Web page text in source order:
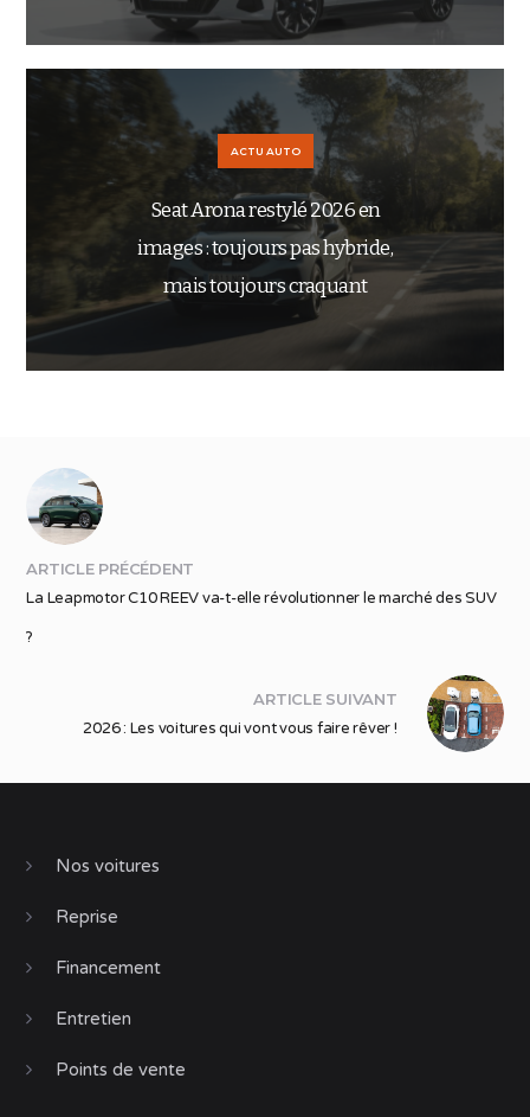
ACTU AUTO
Seat Arona restylé 2026 en
images : toujours pas hybride,
mais toujours craquant
ARTICLE PRÉCÉDENT
La Leapmotor C10 REEV va-t-elle révolutionner le marché des SUV
?
ARTICLE SUIVANT
2026 : Les voitures qui vont vous faire rêver !
Nos voitures
Reprise
Financement
Entretien
Points de vente